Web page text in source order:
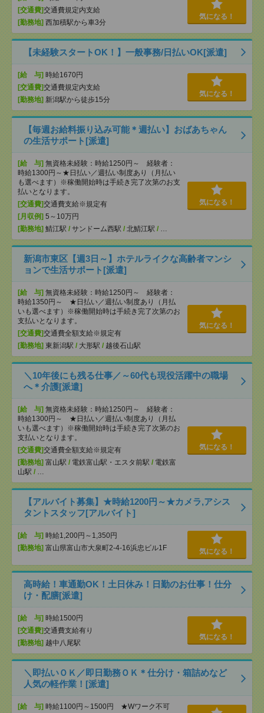
[交通費]交通費規定内支給
[勤務地] 西加積駅から車3分
気になる！
【未経験スタートOK！】一般事務/日払いOK[派遣]
[給 与] 時給1670円
[交通費]交通費規定内支給
[勤務地] 新潟駅から徒歩15分
気になる！
【毎週お給料振り込み可能＊週払い】おばあちゃん
の生活サポート[派遣]
[給 与] 無資格未経験：時給1250円～ 経験者：
時給1300円～★日払い／週払い制度あり（月払い
も選べます）※稼働開始時は手続き完了次第のお支
払いとなります。
[交通費]交通費支給※規定有
[月収例] 5～10万円
[勤務地] 鯖江駅 / サンドーム西駅 / 北鯖江駅 / …
気になる！
新潟市東区【週3日～】ホテルライクな高齢者マンシ
ョンで生活サポート[派遣]
[給 与] 無資格未経験：時給1250円～ 経験者：
時給1350円～ ★日払い／週払い制度あり（月払
いも選べます）※稼働開始時は手続き完了次第のお
支払いとなります。
[交通費]交通費全額支給※規定有
[勤務地] 東新潟駅 / 大形駅 / 越後石山駅
気になる！
＼10年後にも残る仕事／～60代も現役活躍中の職場
へ＊介護[派遣]
[給 与] 無資格未経験：時給1250円～ 経験者：
時給1300円～ ★日払い／週払い制度あり（月払
いも選べます）※稼働開始時は手続き完了次第のお
支払いとなります。
[交通費]交通費全額支給※規定有
[勤務地] 富山駅 / 電鉄富山駅・エスタ前駅 / 電鉄富
山駅 / …
気になる！
【アルバイト募集】★時給1200円～★カメラ,アシス
タントスタッフ[アルバイト]
[給 与] 時給1,200円～1,350円
[勤務地] 富山県富山市大泉町2-4-16浜忠ビル1F 気になる！
高時給！車通勤OK！土日休み！日勤のお仕事！仕分
け・配膳[派遣]
[給 与] 時給1500円
[交通費]交通費支給有り
[勤務地] 越中八尾駅
気になる！
＼即払いＯＫ／即日勤務ＯＫ＊仕分け・箱詰めなど
人気の軽作業！[派遣]
[給 与] 時給1100円～1500円 ★Wワーク不可